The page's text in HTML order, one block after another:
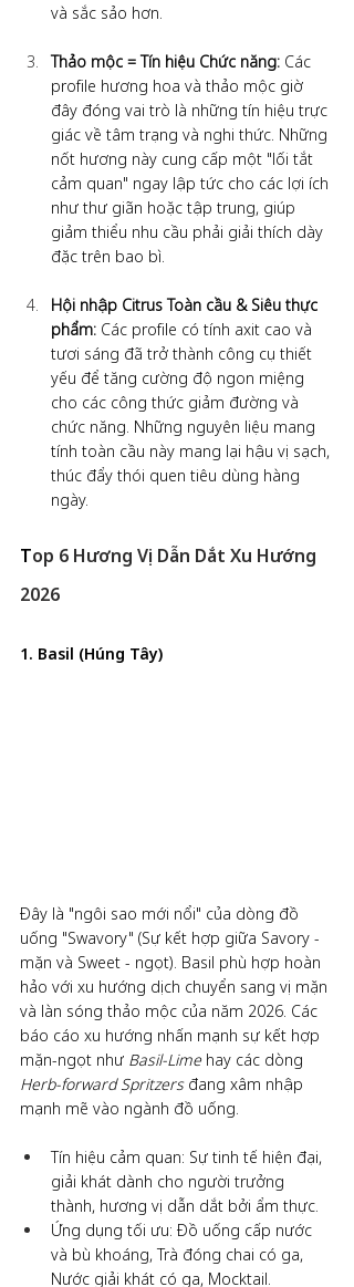
và sắc sảo hơn.
Thảo mộc = Tín hiệu Chức năng: Các
profile hương hoa và thảo mộc giờ
đây đóng vai trò là những tín hiệu trực
giác về tâm trạng và nghi thức. Những
nốt hương này cung cấp một "lối tắt
cảm quan" ngay lập tức cho các lợi ích
như thư giãn hoặc tập trung, giúp
giảm thiểu nhu cầu phải giải thích dày
đặc trên bao bì.
Hội nhập Citrus Toàn cầu & Siêu thực
phẩm: Các profile có tính axit cao và
tươi sáng đã trở thành công cụ thiết
yếu để tăng cường độ ngon miệng
cho các công thức giảm đường và
chức năng. Những nguyên liệu mang
tính toàn cầu này mang lại hậu vị sạch,
thúc đẩy thói quen tiêu dùng hàng
ngày.
Top 6 Hương Vị Dẫn Dắt Xu Hướng
2026
1. Basil (Húng Tây)
Đây là "ngôi sao mới nổi" của dòng đồ
uống "Swavory" (Sự kết hợp giữa Savory -
mặn và Sweet - ngọt). Basil phù hợp hoàn
hảo với xu hướng dịch chuyển sang vị mặn
và làn sóng thảo mộc của năm 2026. Các
báo cáo xu hướng nhấn mạnh sự kết hợp
mặn-ngọt như Basil-Lime hay các dòng
Herb-forward Spritzers đang xâm nhập
mạnh mẽ vào ngành đồ uống.
Tín hiệu cảm quan: Sự tinh tế hiện đại,
giải khát dành cho người trưởng
thành, hương vị dẫn dắt bởi ẩm thực.
Ứng dụng tối ưu: Đồ uống cấp nước
và bù khoáng, Trà đóng chai có ga,
Nước giải khát có ga, Mocktail.